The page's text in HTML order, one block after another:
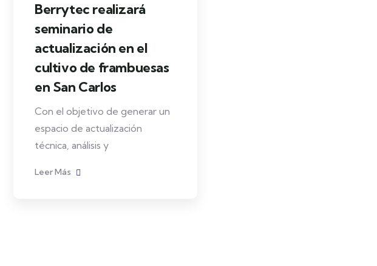
Berrytec realizará
seminario de
actualización en el
cultivo de frambuesas
en San Carlos
Con el objetivo de generar un
espacio de actualización
técnica, análisis y
Leer Más